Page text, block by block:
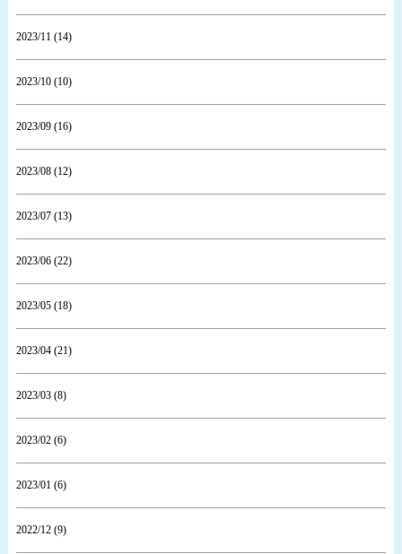
2023/11 (14)
2023/10 (10)
2023/09 (16)
2023/08 (12)
2023/07 (13)
2023/06 (22)
2023/05 (18)
2023/04 (21)
2023/03 (8)
2023/02 (6)
2023/01 (6)
2022/12 (9)